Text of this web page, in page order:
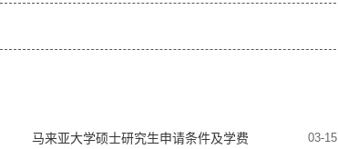
马来亚大学硕士研究生申请条件及学费 03-15